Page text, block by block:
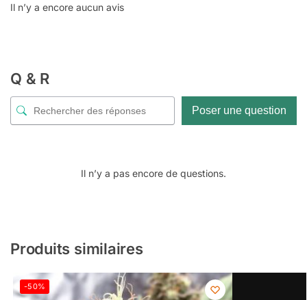
Il n’y a encore aucun avis
Q & R
Poser une question
Il n’y a pas encore de questions.
Produits similaires
-50%